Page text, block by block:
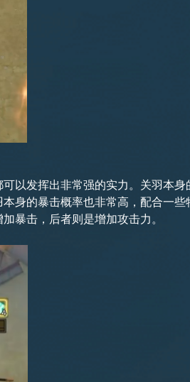
以发挥出非常强的实力。关羽本身
身的暴击概率也非常高，配合一些
暴击，后者则是增加攻击力。